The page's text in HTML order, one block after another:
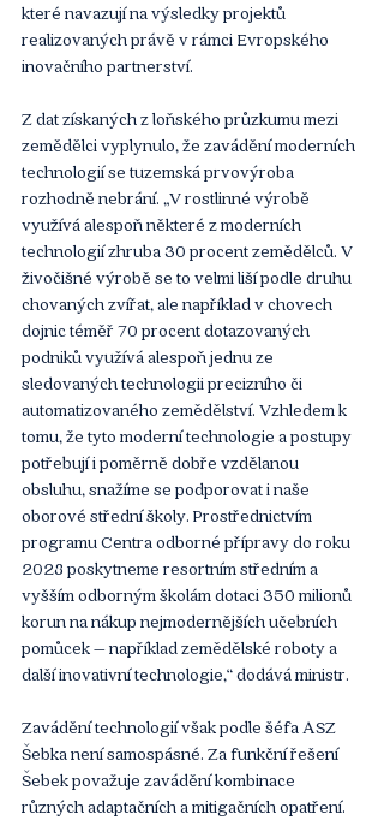
které navazují na výsledky projektů
realizovaných právě v rámci Evropského
inovačního partnerství.
Z dat získaných z loňského průzkumu mezi
zemědělci vyplynulo, že zavádění moderních
technologií se tuzemská prvovýroba
rozhodně nebrání. „V rostlinné výrobě
využívá alespoň některé z moderních
technologií zhruba 30 procent zemědělců. V
živočišné výrobě se to velmi liší podle druhu
chovaných zvířat, ale například v chovech
dojnic téměř 70 procent dotazovaných
podniků využívá alespoň jednu ze
sledovaných technologii precizního či
automatizovaného zemědělství. Vzhledem k
tomu, že tyto moderní technologie a postupy
potřebují i poměrně dobře vzdělanou
obsluhu, snažíme se podporovat i naše
oborové střední školy. Prostřednictvím
programu Centra odborné přípravy do roku
2028 poskytneme resortním středním a
vyšším odborným školám dotaci 350 milionů
korun na nákup nejmodernějších učebních
pomůcek – například zemědělské roboty a
další inovativní technologie,“ dodává ministr.
Zavádění technologií však podle šéfa ASZ
Šebka není samospásné. Za funkční řešení
Šebek považuje zavádění kombinace
různých adaptačních a mitigačních opatření.